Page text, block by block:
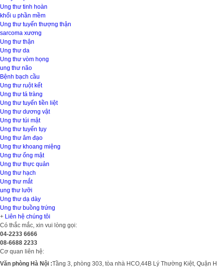
Ung thư tinh hoàn
khối u phần mềm
Ung thư tuyến thượng thận
sarcoma xương
Ung thư thận
Ung thư da
Ung thư vòm họng
ung thư não
Bệnh bạch cầu
Ung thư ruột kết
Ung thư tá tràng
Ung thư tuyến tiền liệt
Ung thư dương vật
Ung thư túi mật
Ung thư tuyến tụy
Ung thư âm đạo
Ung thư khoang miệng
Ung thư ống mật
Ung thư thực quản
Ung thư hạch
Ung thư mắt
ung thư lưỡi
Ung thư dạ dày
Ung thư buồng trứng
+ Liên hệ chúng tôi
Có thắc mắc, xin vui lòng gọi:
04-2233 6666
08-6688 2233
Cơ quan liên hệ:
Văn phòng Hà Nội :Tầng 3, phòng 303, tòa nhà HCO,44B Lý Thường Kiệt, Quận